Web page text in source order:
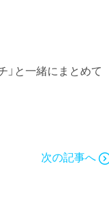
」と一緒にまとめて
次の記事へ